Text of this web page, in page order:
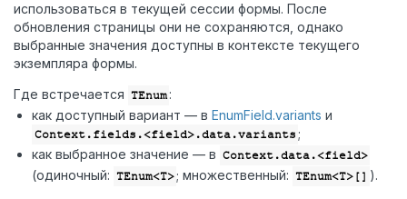
использоваться в текущей сессии формы. После
обновления страницы они не сохраняются, однако
выбранные значения доступны в контексте текущего
экземпляра формы.
Где встречается TEnum :
как доступный вариант — в EnumField.variants и
Context.fields.<field>.data.variants ;
как выбранное значение — в Context.data.<field>
(одиночный: TEnum<T> ; множественный: TEnum<T>[] ).